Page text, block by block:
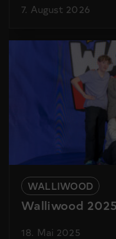
7. August 2026
WALLIWOOD
Walliwood
18. Mai 2025